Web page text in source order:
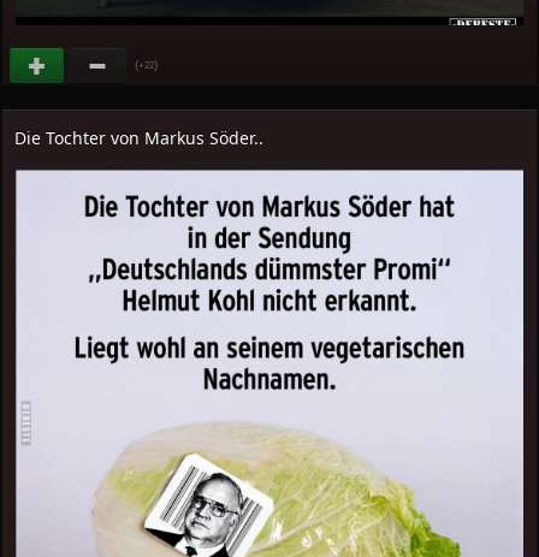
(+22)
Die Tochter von Markus Söder..